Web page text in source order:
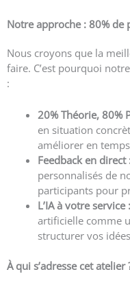
Notre approche : 80% de
Nous croyons que la
faire. C’est pourquoi
:
20% Théorie, 80%
en situation
améliorer en
Feedback en direct
personnalisés de
participants pour
L’IA à votre service :
artificielle comme
structurer vos
À qui s’adresse cet atelier